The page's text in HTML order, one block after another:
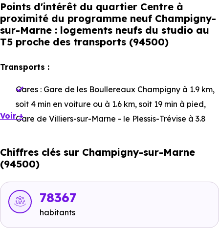
Points d'intérêt du quartier Centre à
proximité du programme neuf Champigny-
sur-Marne : logements neufs du studio au
T5 proche des transports (94500)
Transports :
Gares : Gare de les Boullereaux Champigny à 1.9 km,
soit 4 min en voiture ou à 1.6 km, soit 19 min à pied,
Gare de Villiers-sur-Marne - le Plessis-Trévise à 3.8
pied ,Gare de Nogent - le Perreuxà 3.3 km, soit 6 min
en voiture ou à 3.2 km, soit 39 min à pied
Bus :Ligne 208a - Ligne 208b - Ligne 108 - Ligne 110
- Ligne N33 : Guittard
à 15 m, soit 0 min à pied
Voir +
Chiffres clés sur Champigny-sur-Marne
(94500)
78367
habitants